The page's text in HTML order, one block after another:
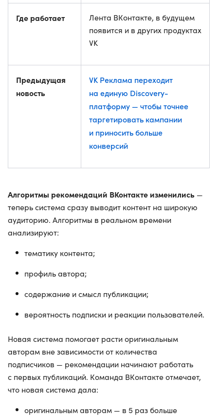
Где работает
Лента ВКонтакте, в будущем
появится и в других продуктах
VK
Предыдущая
новость
VK Реклама переходит
на единую Discovery-
платформу — чтобы точнее
таргетировать кампании
и приносить больше
конверсий
Алгоритмы рекомендаций ВКонтакте изменились —
теперь система сразу выводит контент на широкую
аудиторию. Алгоритмы в реальном времени
анализируют:
тематику контента;
профиль автора;
содержание и смысл публикации;
вероятность подписки и реакции пользователей.
Новая система помогает расти оригинальным
авторам вне зависимости от количества
подписчиков — рекомендации начинают работать
с первых публикаций. Команда ВКонтакте отмечает,
что новая система дала:
оригинальным авторам — в 5 раз больше